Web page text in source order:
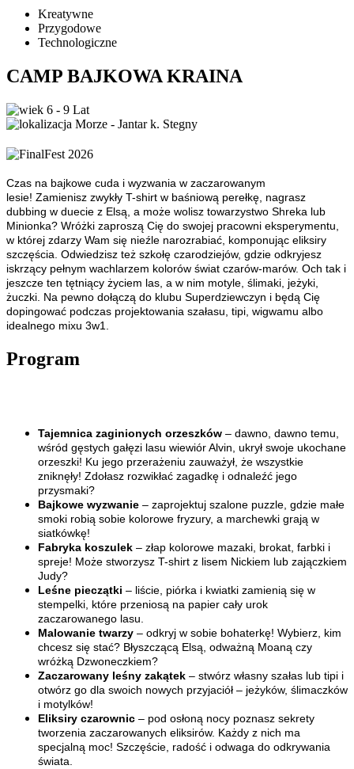
Kreatywne
Przygodowe
Technologiczne
CAMP BAJKOWA KRAINA
6 - 9 Lat
Morze - Jantar k. Stegny
Czas na bajkowe cuda i wyzwania w zaczarowanym
lesie! Zamienisz zwykły T-shirt w baśniową perełkę, nagrasz
dubbing w duecie z Elsą, a może wolisz towarzystwo Shreka lub
Minionka? Wróżki zaproszą Cię do swojej pracowni eksperymentu,
w której zdarzy Wam się nieźle narozrabiać, komponując eliksiry
szczęścia. Odwiedzisz też szkołę czarodziejów, gdzie odkryjesz
iskrzący pełnym wachlarzem kolorów świat czarów-marów. Och tak i
jeszcze ten tętniący życiem las, a w nim motyle, ślimaki, jeżyki,
żuczki. Na pewno dołączą do klubu Superdziewczyn i będą Cię
dopingować podczas projektowania szałasu, tipi, wigwamu albo
idealnego mixu 3w1.
Program
Tajemnica zaginionych orzeszków – dawno, dawno temu,
wśród gęstych gałęzi lasu wiewiór Alvin, ukrył swoje ukochane
orzeszki! Ku jego przerażeniu zauważył, że wszystkie
zniknęły! Zdołasz rozwikłać zagadkę i odnaleźć jego
przysmaki?
Bajkowe wyzwanie – zaprojektuj szalone puzzle, gdzie małe
smoki robią sobie kolorowe fryzury, a marchewki grają w
siatkówkę!
Fabryka koszulek – złap kolorowe mazaki, brokat, farbki i
spreje! Może stworzysz T-shirt z lisem Nickiem lub zajączkiem
Judy?
Leśne pieczątki – liście, piórka i kwiatki zamienią się w
stempelki, które przeniosą na papier cały urok
zaczarowanego lasu.
Malowanie twarzy – odkryj w sobie bohaterkę! Wybierz, kim
chcesz się stać? Błyszczącą Elsą, odważną Moaną czy
wróżką Dzwoneczkiem?
Zaczarowany leśny zakątek – stwórz własny szałas lub tipi i
otwórz go dla swoich nowych przyjaciół – jeżyków, ślimaczków
i motylków!
Eliksiry czarownic – pod osłoną nocy poznasz sekrety
tworzenia zaczarowanych eliksirów. Każdy z nich ma
specjalną moc! Szczęście, radość i odwaga do odkrywania
świata.